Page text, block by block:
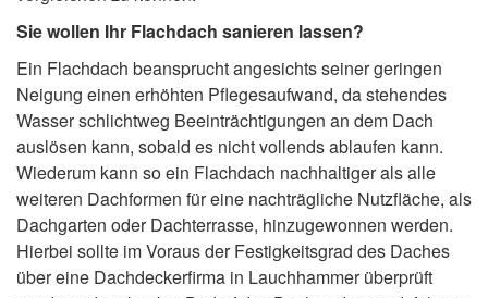
Sie wollen Ihr Flachdach sanieren lassen?
Ein Flachdach beansprucht angesichts seiner geringen
Neigung einen erhöhten Pflegesaufwand, da stehendes
Wasser schlichtweg Beeinträchtigungen an dem Dach
auslösen kann, sobald es nicht vollends ablaufen kann.
Wiederum kann so ein Flachdach nachhaltiger als alle
weiteren Dachformen für eine nachträgliche Nutzfläche, als
Dachgarten oder Dachterrasse, hinzugewonnen werden.
Hierbei sollte im Voraus der Festigkeitsgrad des Daches
über eine Dachdeckerfirma in Lauchhammer überprüft